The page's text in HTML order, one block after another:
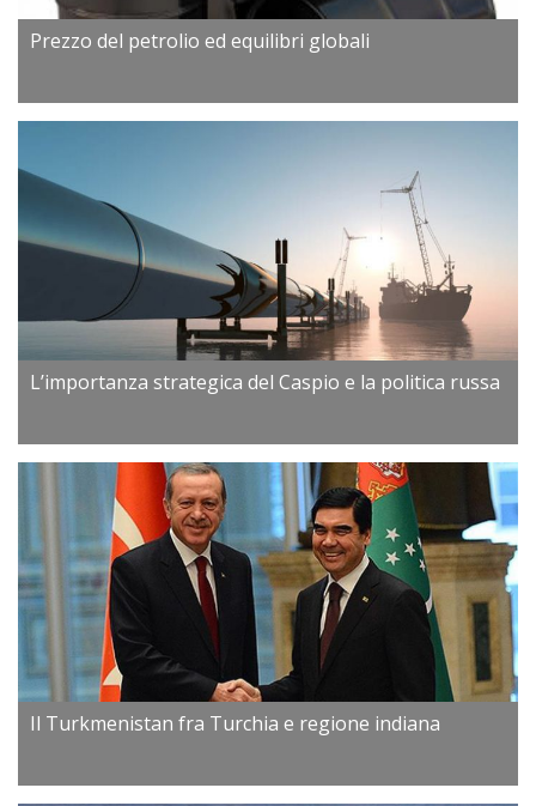
Prezzo del petrolio ed equilibri globali
L’importanza strategica del Caspio e la politica russa
Il Turkmenistan fra Turchia e regione indiana